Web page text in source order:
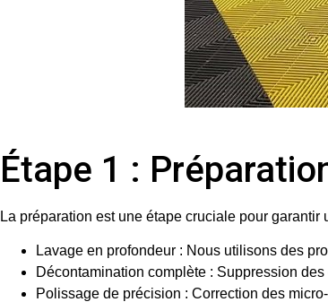
Étape 1 :
La préparation est une étape cruciale pour garantir
Lavage en profondeur : Nous utilisons des
Décontamination complète : Suppression
Polissage de précision : Correction des